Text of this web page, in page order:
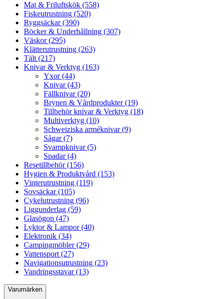
Mat & Friluftskök (558)
Fiskeutrustning (520)
Ryggsäckar (390)
Böcker & Underhållning (307)
Väskor (295)
Klätterutrustning (263)
Tält (217)
Knivar & Verktyg (163)
Yxor (44)
Knivar (43)
Fällknivar (20)
Brynen & Vårdprodukter (19)
Tillbehör knivar & Verktyg (18)
Multiverktyg (10)
Schweiziska arméknivar (9)
Sågar (7)
Svampknivar (5)
Spadar (4)
Resetillbehör (156)
Hygien & Produktvård (153)
Vinterutrustning (119)
Sovsäckar (105)
Cykelutrustning (96)
Liggunderlag (59)
Glasögon (47)
Lyktor & Lampor (40)
Elektronik (34)
Campingmöbler (29)
Vattensport (27)
Navigationsutrustning (23)
Vandringsstavar (13)
Varumärken